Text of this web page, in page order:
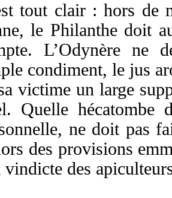
tout clair:hors de
, le Philanthe doit
. L’Odynère ne
condiment, le jus
victimeun large
. Quelle hécatombe
, ne doitpas
des provisions
vindicte des